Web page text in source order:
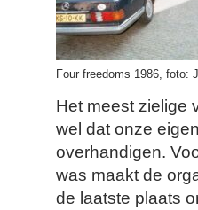
Four freedoms 1986, foto:
Het meest zielige
wel dat onze
overhandigen.
was maakt de
de laatste plaats